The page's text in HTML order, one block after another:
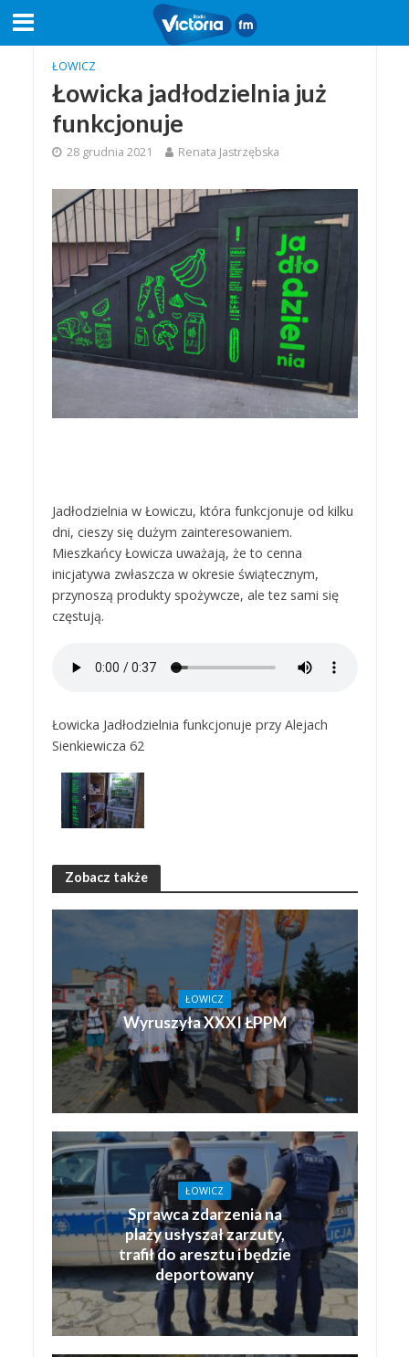
ŁOWICZ
Łowicka jadłodzielnia już
funkcjonuje
28 grudnia 2021 Renata Jastrzębska
Jadłodzielnia w Łowiczu, która funkcjonuje od kilku
dni, cieszy się dużym zainteresowaniem.
Mieszkańcy Łowicza uważają, że to cenna
inicjatywa zwłaszcza w okresie świątecznym,
przynoszą produkty spożywcze, ale tez sami się
częstują.
Łowicka Jadłodzielnia funkcjonuje przy Alejach
Sienkiewicza 62
Zobacz także
ŁOWICZ
Wyruszyła XXXI ŁPPM
ŁOWICZ
Sprawca zdarzenia na
plaży usłyszał zarzuty,
trafił do aresztu i będzie
deportowany